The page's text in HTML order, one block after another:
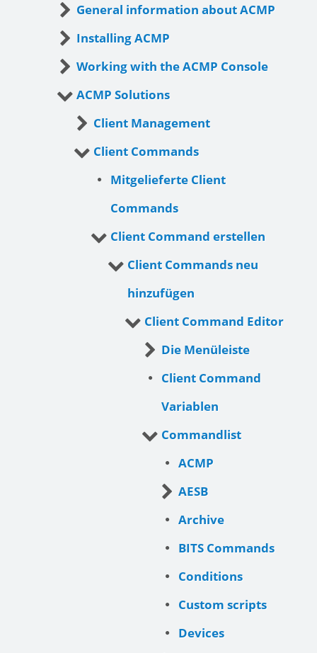
General information about ACMP
Installing ACMP
Working with the ACMP Console
ACMP Solutions
Client Management
Client Commands
Mitgelieferte Client
Commands
Client Command erstellen
Client Commands neu
hinzufügen
Client Command Editor
Die Menüleiste
Client Command
Variablen
Commandlist
ACMP
AESB
Archive
BITS Commands
Conditions
Custom scripts
Devices